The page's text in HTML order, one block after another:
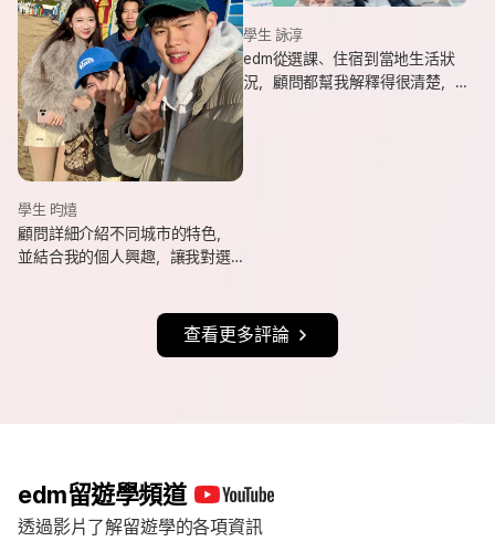
學生 昀熺
顧問詳細介紹不同城市的特色，
並結合我的個人興趣，讓我對選
學生 詠淳
edm從選課、住宿到當地生活狀
況，顧問都幫我解釋得很清楚，
查看更多評論
edm留遊學頻道
透過影片了解留遊學的各項資訊